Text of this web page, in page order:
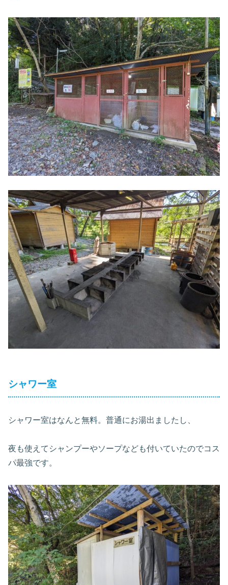
シャワー室
シャワー室はなんと無料。普通にお湯出ましたし、
夜も使えてシャンプーやソープなども付いていたのでコス
パ最強です。